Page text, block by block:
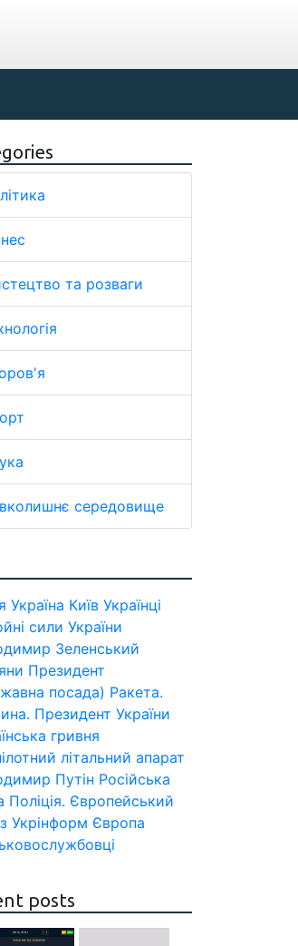
та розваги
середовище
Україна Київ Українці
сили України
Зеленський
Президент
посада) Ракета.
Президент України
гривня
літальний апарат
Путін Російська
Поліція. Європейський
Укрінформ Європа
posts